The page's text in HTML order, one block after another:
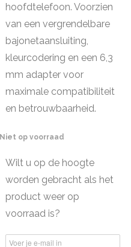
hoofdtelefoon. Voorzien
van een vergrendelbare
bajonetaansluiting,
kleurcodering en een 6,3
mm adapter voor
maximale compatibiliteit
en betrouwbaarheid.
Niet op voorraad
Wilt u op de hoogte
worden gebracht als het
product weer op
voorraad is?